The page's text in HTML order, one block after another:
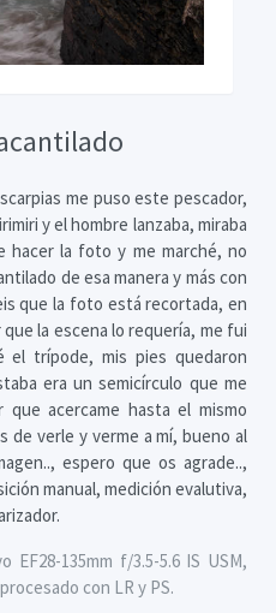
me puso este pescador,
y el hombre lanzaba, miraba
la foto y me marché, no
de esa manera y más con
que la foto está recortada, en
la escena lo requería, me fui
el trípode, mis pies quedaron
era un semicírculo que me
acercame hasta el mismo
de verle y verme a mí, bueno al
espero que os agrade..,
manual, medición evalutiva,
EF28-135mm f/3.5-5.6 IS USM,
con LR y PS.